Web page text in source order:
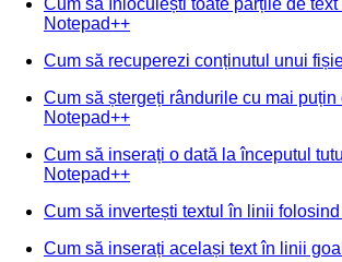
Notepad++
Cum să recuperezi conținutul unui
Cum să ștergeți rândurile cu mai puțin
Notepad++
Cum să inserați o dată la începutul
Notepad++
Cum să invertești textul în linii
Cum să inserați același text în linii